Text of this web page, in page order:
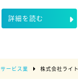
詳細を読む
サービス業 株式会社ライト